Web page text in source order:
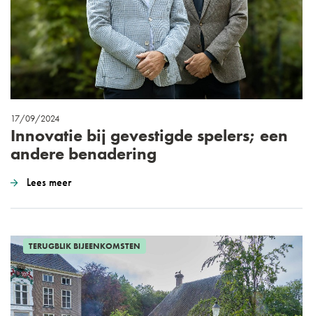
17/09/2024
Innovatie bij gevestigde spelers; een
andere benadering
Lees meer
TERUGBLIK BIJEENKOMSTEN